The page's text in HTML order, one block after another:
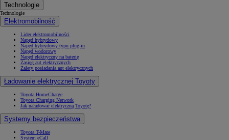
Technologie
Technologie
Elektromobilność
Lider elektromobilności
Napęd hybrydowy
Napęd hybrydowy typu plug-in
Napęd wodorowy
Napęd elektryczny na baterię
Zasięg aut elektrycznych
Zalety posiadania aut elektrycznych
Ładowanie elektrycznej Toyoty
Toyota HomeCharge
Toyota Charging Network
Jak naładować elektryczną Toyotę?
Systemy bezpieczeństwa
Toyota T-Mate
System eCall